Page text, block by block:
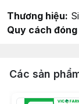
Thương hiệu:
Quy cách đóng
Các sản